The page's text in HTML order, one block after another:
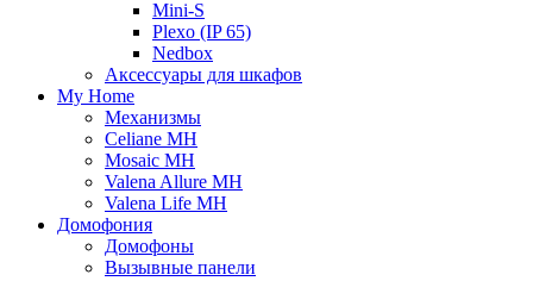
Mini-S
Plexo (IP 65)
Nedbox
Аксессуары для шкафов
My Home
Механизмы
Celiane MH
Mosaic MH
Valena Allure MH
Valena Life MH
Домофония
Домофоны
Вызывные панели